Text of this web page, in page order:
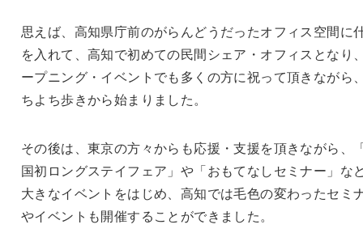
思えば、高知県庁前のがらんどうだったオフィス空間に
を入れて、高知で初めての民間シェア・オフィスとなり
ープニング・イベントでも多くの方に祝って頂きながら
ちよち歩きから始まりました。
その後は、東京の方々からも応援・支援を頂きながら、
国初ロングステイフェア」や「おもてなしセミナー」な
大きなイベントをはじめ、高知では毛色の変わったセミ
やイベントも開催することができました。